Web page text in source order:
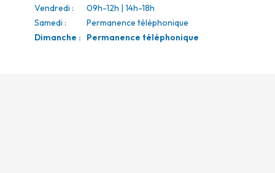
Vendredi :
09h-12h | 14h-18h
Samedi :
Permanence téléphonique
Dimanche : Permanence téléphonique